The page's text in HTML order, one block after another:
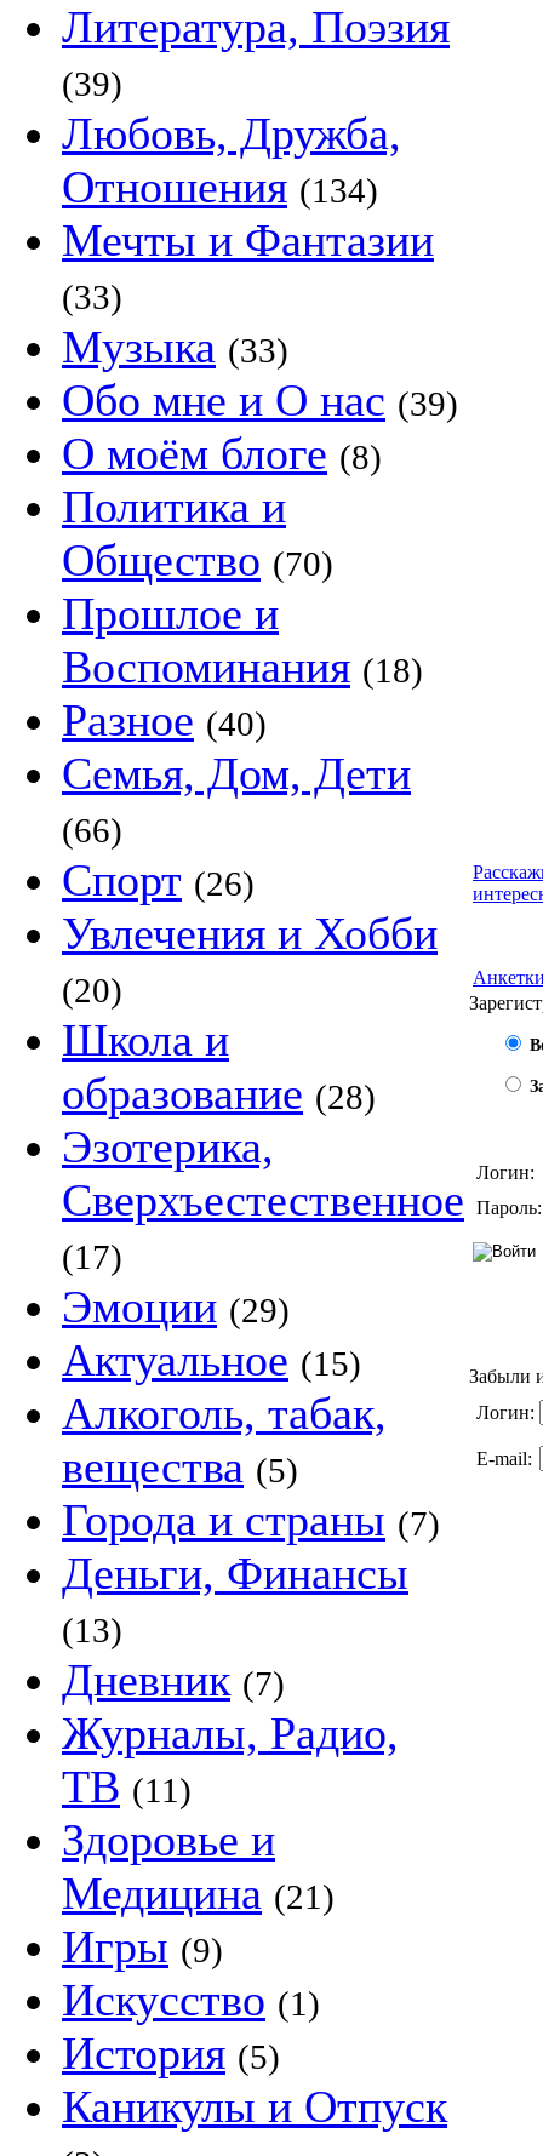
Литература, Поэзия
(39)
Любовь, Дружба,
Отношения (134)
Мечты и Фантазии
(33)
Музыка (33)
Обо мне и О нас (39)
О моём блоге (8)
Политика и
Общество (70)
Прошлое и
Воспоминания (18)
Разное (40)
Семья, Дом, Дети
(66)
Спорт (26)
Увлечения и Хобби
(20)
Школа и
образование (28)
Эзотерика,
Сверхъестественное
(17)
Эмоции (29)
Актуальное (15)
Алкоголь, табак,
вещества (5)
Города и страны (7)
Деньги, Финансы
(13)
Дневник (7)
Журналы, Радио,
ТВ (11)
Здоровье и
Медицина (21)
Игры (9)
Искусство (1)
История (5)
Каникулы и Отпуск
Логин:
Пароль:
Забыли
Логин:
E-mail: